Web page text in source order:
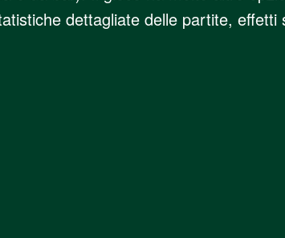
dettagliate delle partite, effetti